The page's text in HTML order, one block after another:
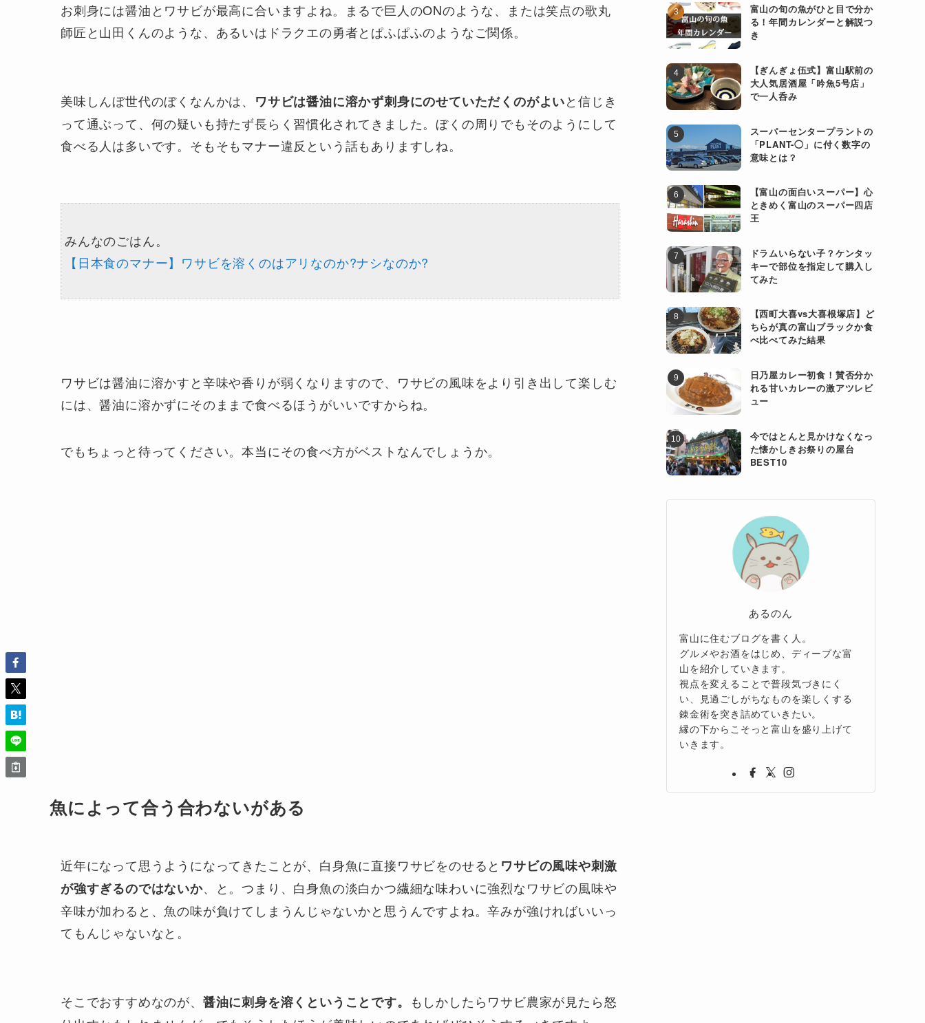
お刺身には醤油とワサビが最高に合いますよね。まるで巨人のONのような、または笑点の歌丸
師匠と山田くんのような、あるいはドラクエの勇者とぱふぱふのようなご関係。
美味しんぼ世代のぼくなんかは、 ワサビは醤油に溶かず刺身にのせていただくのがよいと信じき
って通ぶって、何の疑いも持たず長らく習慣化されてきました。ぼくの周りでもそのようにして
食べる人は多いです。そもそもマナー違反という話もありますしね。
みんなのごはん。
【日本食のマナー】ワサビを溶くのはアリなのか?ナシなのか?
ワサビは醤油に溶かすと辛味や香りが弱くなりますので、ワサビの風味をより引き出して楽しむ
には、醤油に溶かずにそのままで食べるほうがいいですからね。
でもちょっと待ってください。本当にその食べ方がベストなんでしょうか。
魚によって合う合わないがある
近年になって思うようになってきたことが、白身魚に直接ワサビをのせると ワサビの風味や刺激
が強すぎるのではないか、と。つまり、白身魚の淡白かつ繊細な味わいに強烈なワサビの風味や
辛味が加わると、魚の味が負けてしまうんじゃないかと思うんですよね。辛みが強ければいいっ
てもんじゃないなと。
そこでおすすめなのが、 醤油に刺身を溶くということです。 もしかしたらワサビ農家が見たら怒
富山の旬の魚がひと目で分か
る！年間カレンダーと解説つ
き
【ぎんぎょ伍式】富山駅前の
大人気居酒屋「吟魚5号店」
で一人呑み
スーパーセンタープラントの
「PLANT-◯」に付く数字の
意味とは？
【富山の面白いスーパー】心
ときめく富山のスーパー四店
王
ドラムいらない子？ケンタッ
キーで部位を指定して購入し
てみた
【西町大喜vs大喜根塚店】ど
ちらが真の富山ブラックか食
べ比べてみた結果
日乃屋カレー初食！賛否分か
れる甘いカレーの激アツレビ
ュー
今ではとんと見かけなくなっ
た懐かしきお祭りの屋台
BEST10
あるのん
富山に住むブログを書く人。
グルメやお酒をはじめ、ディープな富
山を紹介していきます。
視点を変えることで普段気づきにく
い、見過ごしがちなものを楽しくする
錬金術を突き詰めていきたい。
縁の下からこそっと富山を盛り上げて
いきます。